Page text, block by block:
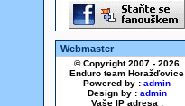
Webmaster
© Copyright 2007 - 2026
Enduro team Horažďovice
Powered by : admin
Design by : admin
Vaše IP adresa :